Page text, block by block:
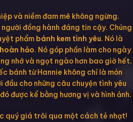
và niềm đam mê không ngừng.
đồng hành đáng tin cậy. Chúng
phẩm bánh kem tình yêu. Nó là
hảo. Nó góp phần làm cho ngày
nhớ và ngọt ngào hơn bao giờ hết.
bánh từ Hannie không chỉ là món
cho những câu chuyện tình yêu
được kể bằng hương vị và hình ảnh.
quý giá trôi qua một cách tẻ nhạt!